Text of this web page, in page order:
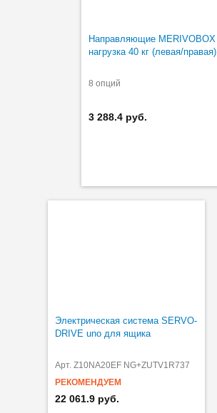
Направляющие MERIVOBOX
нагрузка 40 кг (левая/правая)
8 опций
3 288.4 руб.
Электрическая система SERVO-
DRIVE uno для ящика
Арт. Z10NA20EF NG+ZUTV1R737
РЕКОМЕНДУЕМ
22 061.9 руб.